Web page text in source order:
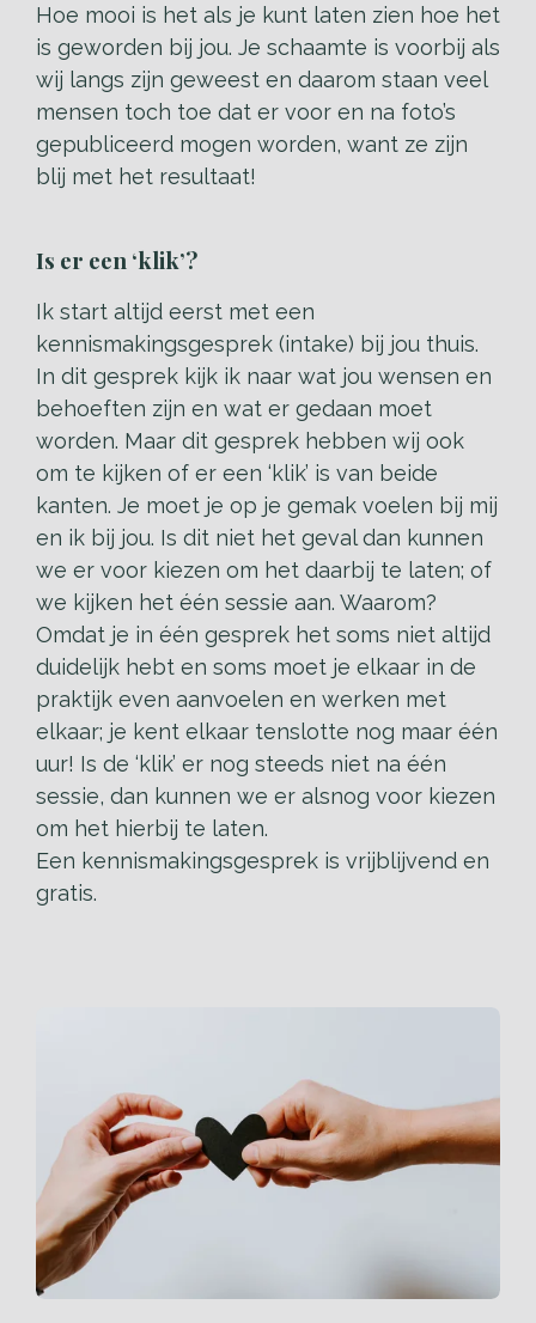
Hoe mooi is het als je kunt laten zien hoe het
is geworden bij jou. Je schaamte is voorbij als
wij langs zijn geweest en daarom staan veel
mensen toch toe dat er voor en na foto’s
gepubliceerd mogen worden, want ze zijn
blij met het resultaat!
Is er een ‘klik’?
Ik start altijd eerst met een
kennismakingsgesprek (intake) bij jou thuis.
In dit gesprek kijk ik naar wat jou wensen en
behoeften zijn en wat er gedaan moet
worden. Maar dit gesprek hebben wij ook
om te kijken of er een ‘klik’ is van beide
kanten. Je moet je op je gemak voelen bij mij
en ik bij jou. Is dit niet het geval dan kunnen
we er voor kiezen om het daarbij te laten; of
we kijken het één sessie aan. Waarom?
Omdat je in één gesprek het soms niet altijd
duidelijk hebt en soms moet je elkaar in de
praktijk even aanvoelen en werken met
elkaar; je kent elkaar tenslotte nog maar één
uur! Is de ‘klik’ er nog steeds niet na één
sessie, dan kunnen we er alsnog voor kiezen
om het hierbij te laten.
Een kennismakingsgesprek is vrijblijvend en
gratis.